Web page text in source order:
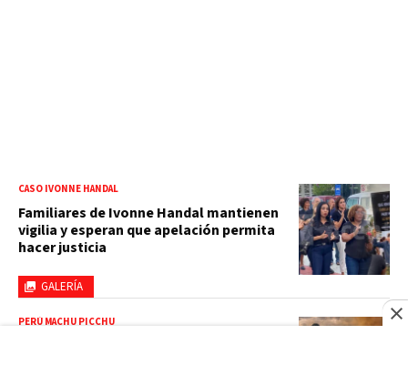
GALERÍA
CASO IVONNE HANDAL
Familiares de Ivonne Handal mantienen
vigilia y esperan que apelación permita
hacer justicia
PERÚ MACHU PICCHU